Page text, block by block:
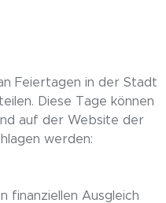
Feiertagen in der Stadt
Diese Tage können
auf der Website der
werden:
finanziellen Ausgleich